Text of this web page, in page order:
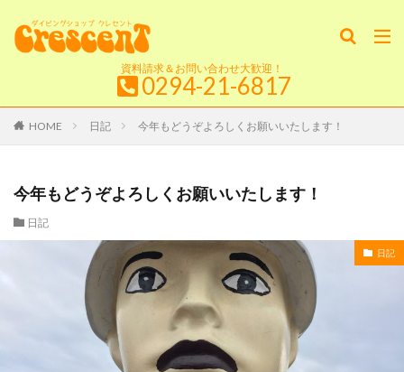
資料請求＆お問い合わせ大歓迎！
0294-21-6817
HOME 日記 今年もどうぞよろしくお願いいたします！
今年もどうぞよろしくお願いいたします！
日記
日記